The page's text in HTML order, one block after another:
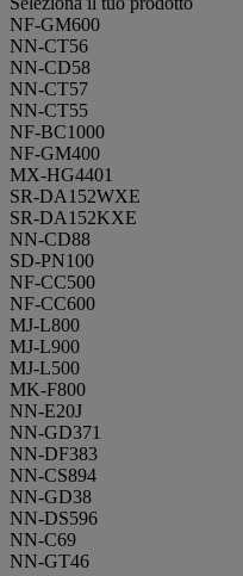
NF-GM600
NN-CT56
NN-CD58
NN-CT57
NN-CT55
NF-BC1000
NF-GM400
MX-HG4401
SR-DA152WXE
SR-DA152KXE
NN-CD88
SD-PN100
NF-CC500
NF-CC600
MJ-L800
MJ-L900
MJ-L500
MK-F800
NN-E20J
NN-GD371
NN-DF383
NN-CS894
NN-GD38
NN-DS596
NN-C69
NN-GT46